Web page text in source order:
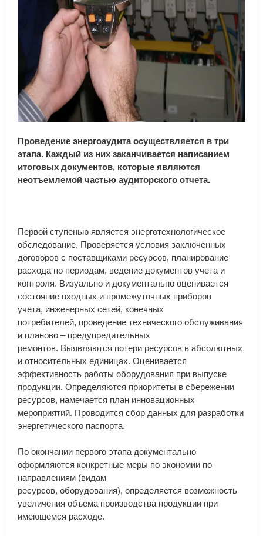
Проведение энергоаудита осуществляется в три
этапа. Каждый из них заканчивается написанием
итоговых документов, которые являются
неотъемлемой частью аудиторского отчета.
Первой ступенью является энерготехнологическое
обследование. Проверяется условия заключенных
договоров с поставщиками ресурсов, планирование
расхода по периодам, ведение документов учета и
контроля. Визуально и документально оценивается
состояние входных и промежуточных приборов
учета, инженерных сетей, конечных
потребителей, проведение технического обслуживания
и планово – предупредительных
ремонтов. Выявляются потери ресурсов в абсолютных
и относительных единицах. Оценивается
эффективность работы оборудования при выпуске
продукции. Определяются приоритеты в сбережении
ресурсов, намечается план инновационных
мероприятий. Проводится сбор данных для разработки
энергетического паспорта.
По окончании первого этапа документально
оформляются конкретные меры по экономии по
направлениям (видам
ресурсов, оборудования), определяется возможность
увеличения объема производства продукции при
имеющемся расходе.